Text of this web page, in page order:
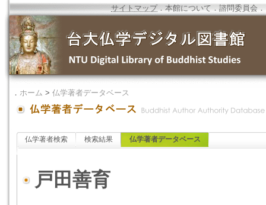
サイトマップ．本館について ．諮問委員会 ．
． ホーム > 仏学著者データベース
仏学著者検索 検索結果 仏学著者データベース
戸田善育